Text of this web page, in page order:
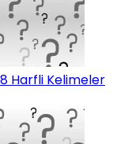
Harfli Kelimeler